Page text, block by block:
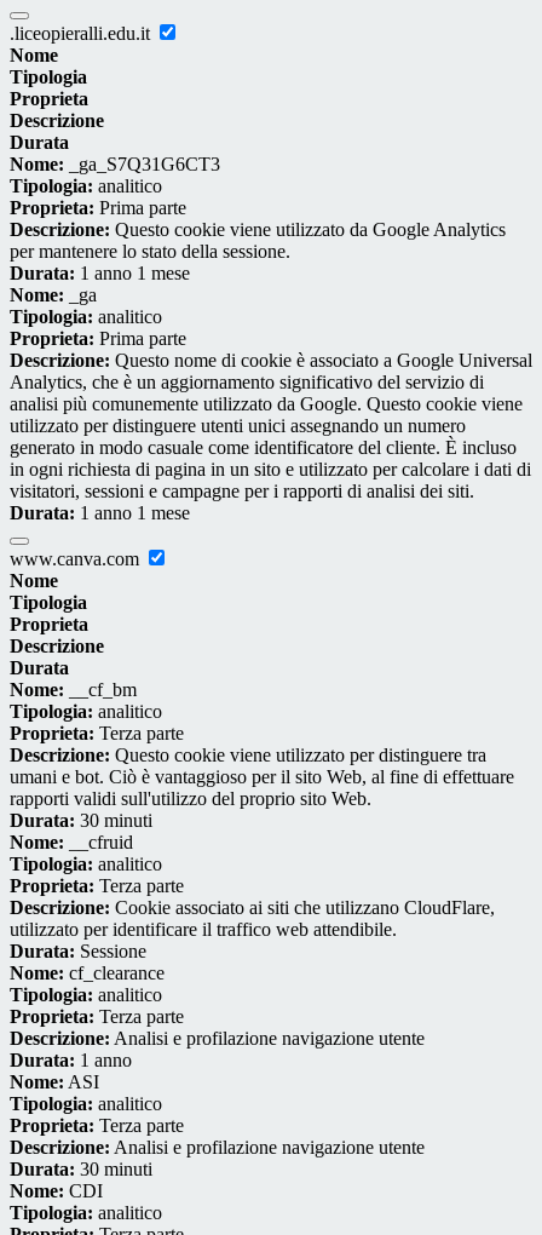
.liceopieralli.edu.it
Nome
Tipologia
Proprieta
Descrizione
Durata
Nome: _ga_S7Q31G6CT3
Tipologia: analitico
Proprieta: Prima parte
Descrizione: Questo cookie viene utilizzato da Google Analytics
per mantenere lo stato della sessione.
Durata: 1 anno 1 mese
Nome: _ga
Tipologia: analitico
Proprieta: Prima parte
Descrizione: Questo nome di cookie è associato a Google Universal
Analytics, che è un aggiornamento significativo del servizio di
analisi più comunemente utilizzato da Google. Questo cookie viene
utilizzato per distinguere utenti unici assegnando un numero
generato in modo casuale come identificatore del cliente. È incluso
in ogni richiesta di pagina in un sito e utilizzato per calcolare i dati di
visitatori, sessioni e campagne per i rapporti di analisi dei siti.
Durata: 1 anno 1 mese
www.canva.com
Nome
Tipologia
Proprieta
Descrizione
Durata
Nome: __cf_bm
Tipologia: analitico
Proprieta: Terza parte
Descrizione: Questo cookie viene utilizzato per distinguere tra
umani e bot. Ciò è vantaggioso per il sito Web, al fine di effettuare
rapporti validi sull'utilizzo del proprio sito Web.
Durata: 30 minuti
Nome: __cfruid
Tipologia: analitico
Proprieta: Terza parte
Descrizione: Cookie associato ai siti che utilizzano CloudFlare,
utilizzato per identificare il traffico web attendibile.
Durata: Sessione
Nome: cf_clearance
Tipologia: analitico
Proprieta: Terza parte
Descrizione: Analisi e profilazione navigazione utente
Durata: 1 anno
Nome: ASI
Tipologia: analitico
Proprieta: Terza parte
Descrizione: Analisi e profilazione navigazione utente
Durata: 30 minuti
Nome: CDI
Tipologia: analitico